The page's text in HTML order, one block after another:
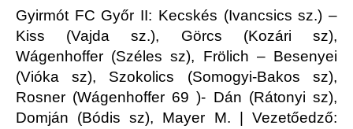
Gyirmót FC Győr II: Kecskés (Ivancsics sz.) –
Kiss (Vajda sz.), Görcs (Kozári sz),
Wágenhoffer (Széles sz), Frölich – Besenyei
(Vióka sz), Szokolics (Somogyi-Bakos sz),
Rosner (Wágenhoffer 69 )- Dán (Rátonyi sz),
Domján (Bódis sz), Mayer M. | Vezetőedző: